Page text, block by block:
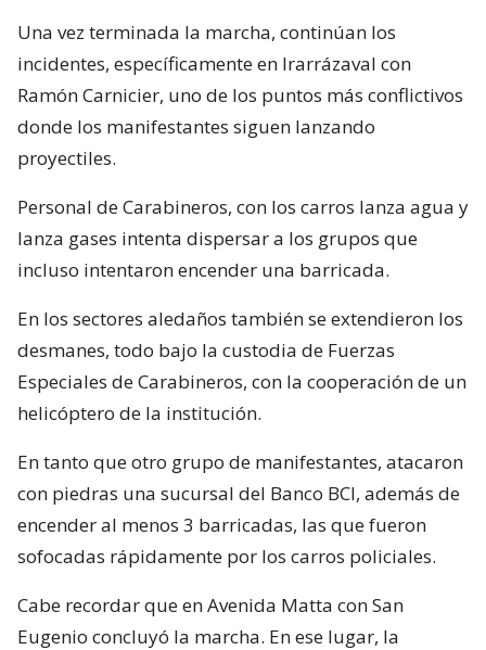
Una vez terminada la marcha, continúan los
incidentes, específicamente en Irarrázaval con
Ramón Carnicier, uno de los puntos más conflictivos
donde los manifestantes siguen lanzando
proyectiles.
Personal de Carabineros, con los carros lanza agua y
lanza gases intenta dispersar a los grupos que
incluso intentaron encender una barricada.
En los sectores aledaños también se extendieron los
desmanes, todo bajo la custodia de Fuerzas
Especiales de Carabineros, con la cooperación de un
helicóptero de la institución.
En tanto que otro grupo de manifestantes, atacaron
con piedras una sucursal del Banco BCI, además de
encender al menos 3 barricadas, las que fueron
sofocadas rápidamente por los carros policiales.
Cabe recordar que en Avenida Matta con San
Eugenio concluyó la marcha. En ese lugar, la